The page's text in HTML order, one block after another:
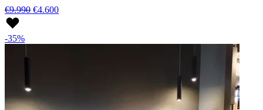
€9.990 €4.600
-35%